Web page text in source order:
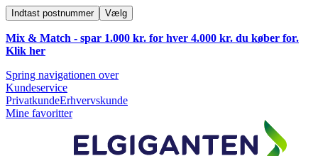
Indtast postnummer Vælg
Mix & Match - spar 1.000 kr. for hver 4.000 kr. du køber for.
Klik her
Spring navigationen over
Kundeservice
PrivatkundeErhvervskunde
Mine favoritter